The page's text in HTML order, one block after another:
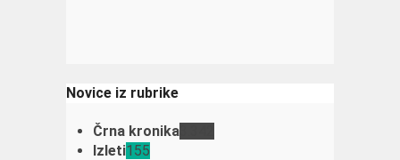
Novice iz rubrike
Črna kronika
Izleti155